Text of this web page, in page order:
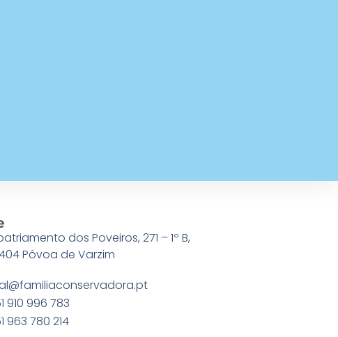
dos Poveiros, 271 – 1º B,
Póvoa de Varzim
910 996 783
963 780 214